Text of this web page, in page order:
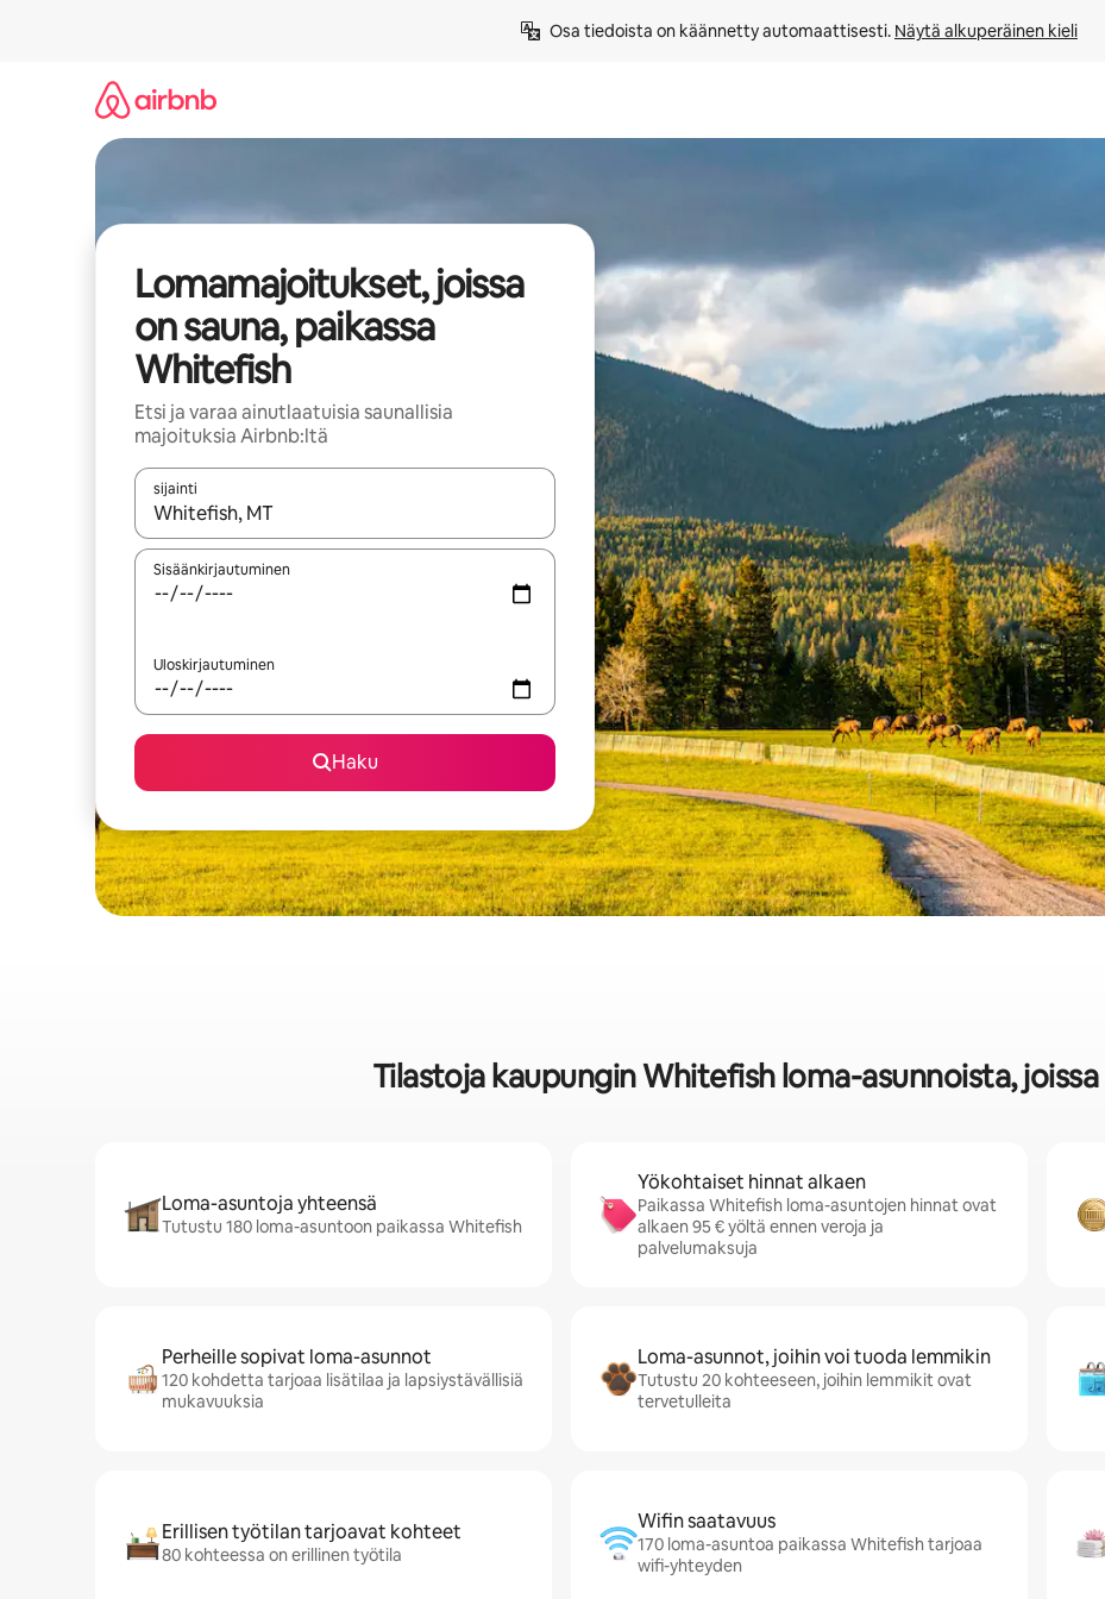
Osa tiedoista on käännetty automaattisesti. Näytä alkuperäinen kieli
Lomamajoitukset, joissa
on sauna, paikassa
Whitefish
Etsi ja varaa ainutlaatuisia saunallisia
majoituksia Airbnb:ltä
sijainti
Kun tulokset ovat saatavilla, navigoi ylös- ja alas-nuolinäppäimillä tai tutustu koskettamalla tai pyyhkäisemällä.
Sisäänkirjautuminen
Uloskirjautuminen
Haku
Tilastoja kaupungin Whitefish loma-asunnoista, joissa
Loma-asuntoja yhteensä
Tutustu 180 loma-asuntoon paikassa Whitefish
Yökohtaiset hinnat alkaen
Paikassa Whitefish loma-asuntojen hinnat ovat
alkaen 95 € yöltä ennen veroja ja
palvelumaksuja
Perheille sopivat loma-asunnot
120 kohdetta tarjoaa lisätilaa ja lapsiystävällisiä
mukavuuksia
Loma-asunnot, joihin voi tuoda lemmikin
Tutustu 20 kohteeseen, joihin lemmikit ovat
tervetulleita
Erillisen työtilan tarjoavat kohteet
80 kohteessa on erillinen työtila
Wifin saatavuus
170 loma-asuntoa paikassa Whitefish tarjoaa
wifi-yhteyden